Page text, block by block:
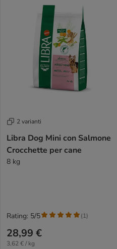
2 varianti
Libra Dog Mini con Salmone
Crocchette per cane
8 kg
28,99 €
3,62 € / kg
Rating: 5/5 (1)